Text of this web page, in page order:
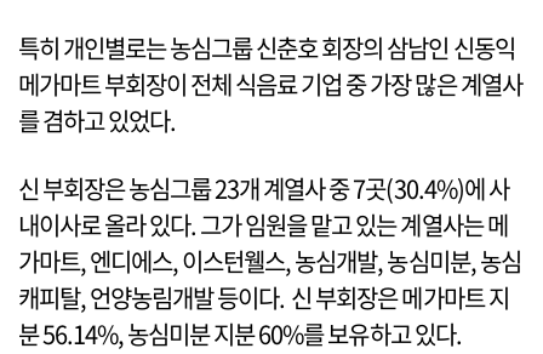
특히 개인별로는 농심그룹 신춘호 회장의 삼남인 신동익
메가마트 부회장이 전체 식음료 기업 중 가장 많은 계열사
를 겸하고 있었다.
신 부회장은 농심그룹 23개 계열사 중 7곳(30.4%)에 사
내이사로 올라 있다. 그가 임원을 맡고 있는 계열사는 메
가마트, 엔디에스, 이스턴웰스, 농심개발, 농심미분, 농심
캐피탈, 언양농림개발 등이다. 신 부회장은 메가마트 지
분 56.14%, 농심미분 지분 60%를 보유하고 있다.